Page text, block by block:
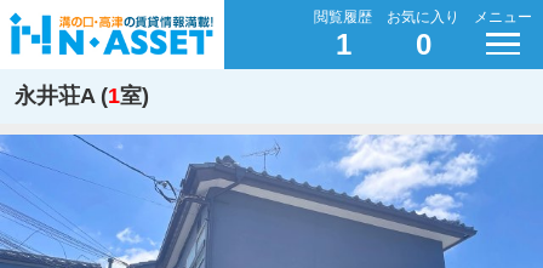
閲覧履歴
1
お気に入り
0
メニュー
永井荘A (1室)